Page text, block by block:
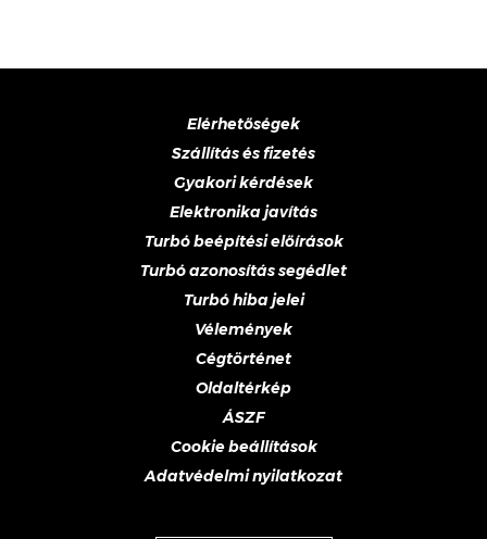
Elérhetőségek
Szállítás és fizetés
Gyakori kérdések
Elektronika javítás
Turbó beépítési előírások
Turbó azonosítás segédlet
Turbó hiba jelei
Vélemények
Cégtörténet
Oldaltérkép
ÁSZF
Cookie beállítások
Adatvédelmi nyilatkozat